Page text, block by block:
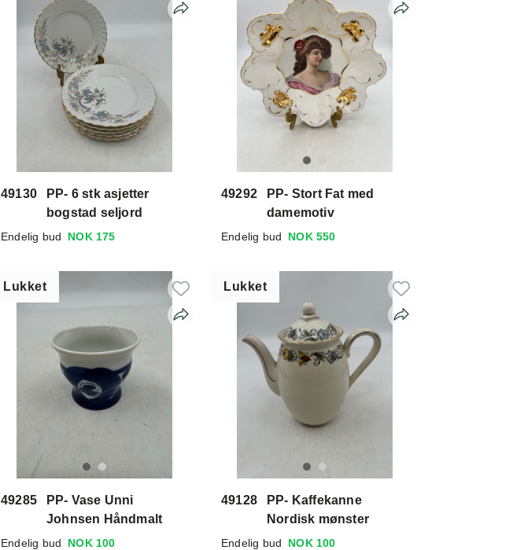
49130
PP- 6 stk asjetter
bogstad seljord
Endelig bud NOK 175
49292
PP- Stort Fat med
damemotiv
Endelig bud NOK 550
Lukket
49285
PP- Vase Unni
Johnsen Håndmalt
Endelig bud NOK 100
Lukket
49128
PP- Kaffekanne
Nordisk mønster
Endelig bud NOK 100